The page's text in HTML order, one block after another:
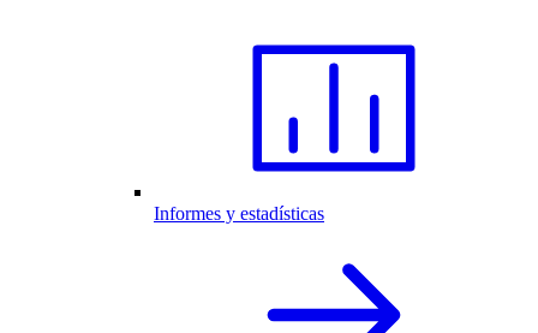
Informes y estadísticas